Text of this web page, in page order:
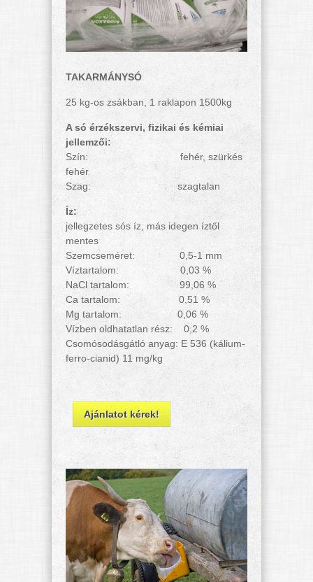
TAKARMÁNYSÓ
25 kg-os zsákban, 1 raklapon 1500kg
A só érzékszervi, fizikai és kémiai
jellemzői:
Szín: fehér, szürkés
fehér
Szag: szagtalan
Íz:
jellegzetes sós íz, más idegen íztől
mentes
Szemcseméret: 0,5-1 mm
Víztartalom: 0,03 %
NaCl tartalom: 99,06 %
Ca tartalom: 0,51 %
Mg tartalom: 0,06 %
Vízben oldhatatlan rész: 0,2 %
Csomósodásgátló anyag: E 536 (kálium-
ferro-cianid) 11 mg/kg
Ajánlatot kérek!